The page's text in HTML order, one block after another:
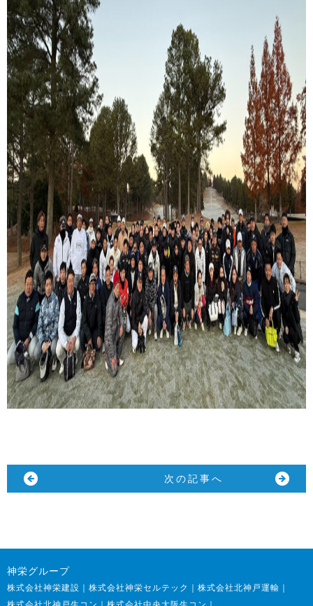
一覧に戻る次の記事へ
神栄グループ
株式会社神栄建設 株式会社神栄セルテック
株式会社北神戸運輸